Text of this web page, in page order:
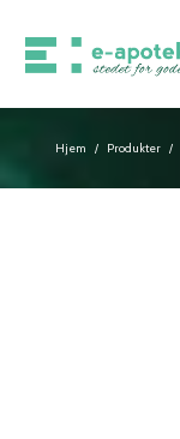
Hjem / Produkter /